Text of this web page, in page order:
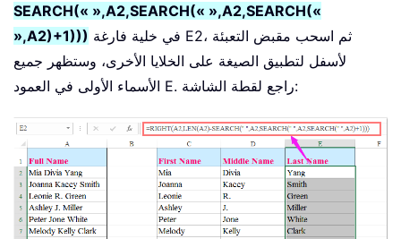
SEARCH(« »,A2,SEARCH(« »,A2,SEARCH(«
»,A2)+1)))
لأسفل لتطبيق الصيغة على الخلايا الأخرى، وستظهر جميع
الأسماء الأولى في العمود E. راجع لقطة الشاشة: